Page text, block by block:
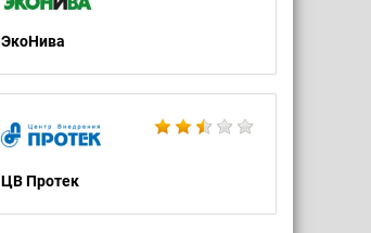
ЭкоНива
ЦВ Протек